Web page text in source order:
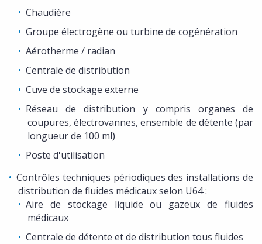
Chaudière
Groupe électrogène ou turbine de cogénération
Aérotherme / radian
Centrale de distribution
Cuve de stockage externe
Réseau de distribution y compris organes de
coupures, électrovannes, ensemble de détente (par
longueur de 100 ml)
Poste d'utilisation
Contrôles techniques périodiques des installations de
distribution de fluides médicaux selon U64 :
Aire de stockage liquide ou gazeux de fluides
médicaux
Centrale de détente et de distribution tous fluides